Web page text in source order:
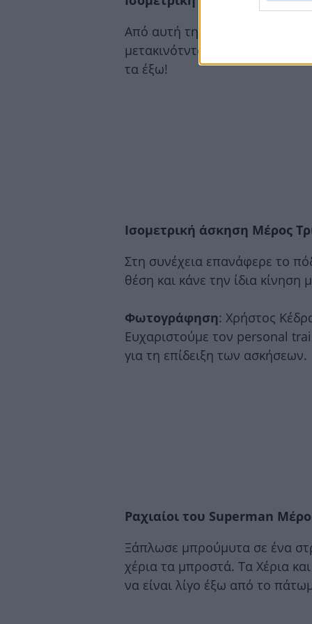
Από αυτή τη θέση κάνε 10-15
μετακινότντας το πόδι που
τα έξω!
Ισομετρική άσκηση Μέρος
Στη συνέχεια επανάφερε το
θέση και κάνε την ίδια κίνηση
Φωτογράφηση: Χρήστος
Ευχαριστούμε τον personal
για τη επίδειξη των ασκήσεων.
Ραχιαίοι του Superman
Ξάπλωσε μπρούμυτα σε ένα
χέρια τα μπροστά. Τα Χέρια
να είναι λίγο έξω από το